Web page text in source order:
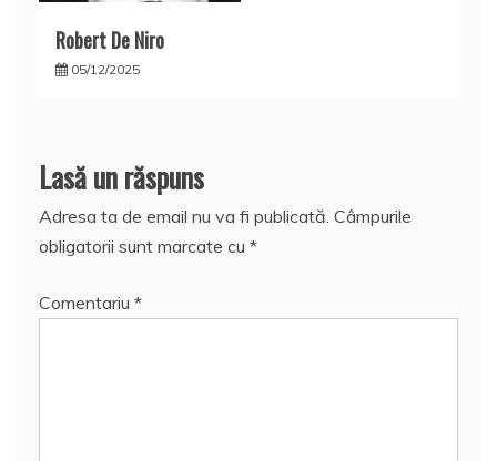
Robert De Niro
05/12/2025
Lasă un răspuns
Adresa ta de email nu va fi publicată. Câmpurile
obligatorii sunt marcate cu *
Comentariu *